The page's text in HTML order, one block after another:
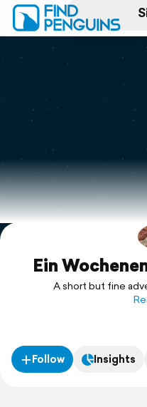
Print a book
Flyover video
Explore
Support
Ein
A short but fine
Follow Insights